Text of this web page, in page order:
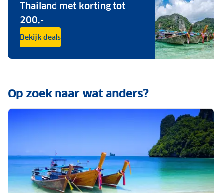
Thailand met korting tot
200,-
Bekijk deals
Op zoek naar wat anders?